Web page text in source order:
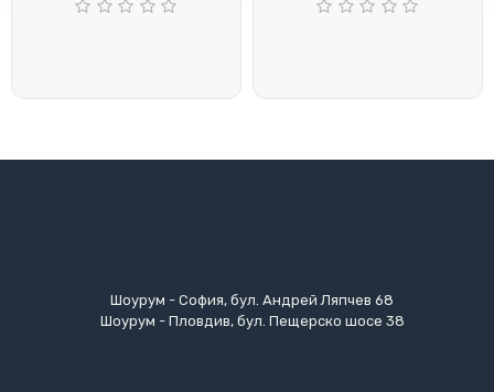
Шоурум - София, бул. Андрей Ляпчев 68
Шоурум - Пловдив, бул. Пещерско шосе 38